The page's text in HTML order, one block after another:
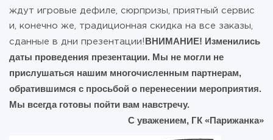
ждут игровые дефиле, сюрпризы, приятный сервис
и, конечно же, традиционная скидка на все заказы,
сданные в дни презентации! ВНИМАНИЕ! Изменились
даты проведения презентации. Мы не могли не
прислушаться нашим многочисленным партнерам,
обратившимся с просьбой о перенесении мероприятия.
Мы всегда готовы пойти вам навстречу.
С уважением, ГК «Парижанка»